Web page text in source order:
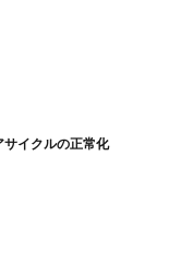
イクルの正常化